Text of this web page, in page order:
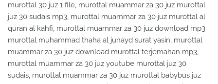
murottal 30 juz 1 file, murottal muammar za 30 juz murottal
juz 30 sudais mp3, murottal muammar za 30 juz murottal al
quran al kahfi, murottal muammar za 30 juz download mp3
murottal muhammad thaha al junayd surat yasin, murottal
muammar za 30 juz download murottal terjemahan mp3,
murottal muammar za 30 juz youtube murottal juz 30
sudais, murottal muammar za 30 juz murottal babybus juz